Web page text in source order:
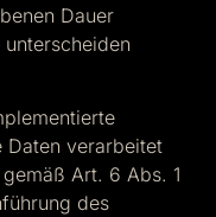
Dauer
Daten verarbeitet
Art. 6 Abs. 1
des